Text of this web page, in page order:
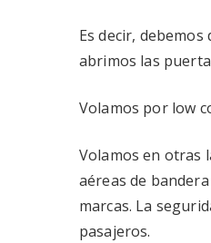
Es decir,
abrimos las
Volamos por low
Volamos en otras
aéreas de
marcas. La
pasajeros.